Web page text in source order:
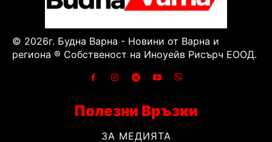
© 2026г. Будна Варна - Новини от Варна и
региона ® Собственост на Иноуейв Рисърч ЕООД.
Полезни Връзки
ЗА МЕДИЯТА